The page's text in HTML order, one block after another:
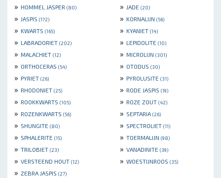
» HOMMEL JASPER (80) » JADE (20)
» JASPIS (172) » KORNALIJN (56)
» KWARTS (165) » KYANIET (14)
» LABRADORIET (202) » LEPIDOLITE (10)
» MALACHIET (12) » MICROLIJN (301)
» ORTHOCERAS (54) » OTODUS (30)
» PYRIET (26) » PYROLUSITE (31)
» RHODONIET (25) » RODE JASPIS (19)
» ROOKKWARTS (105) » ROZE ZOUT (42)
» ROZENKWARTS (56) » SEPTARIA (26)
» SHUNGITE (80) » SPECTROLIET (11)
» SPHALERITE (15) » TOERMALIJN (98)
» TRILOBIET (23) » VANADINITE (39)
» VERSTEEND HOUT (12) » WOESTIJNROOS (35)
» ZEBRA JASPIS (27)